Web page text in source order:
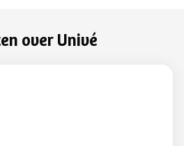
over Univé